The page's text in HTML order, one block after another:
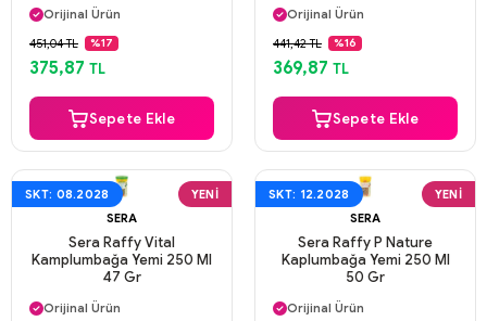
Orijinal Ürün
Güvenli Ödeme
Aynı Gün Kargo
451,04 TL %17
375,87 TL
Sepete Ekle
Orijinal Ürün
Güvenli Ödeme
Aynı Gün Kargo
441,42 TL %16
369,87 TL
Sepete Ekle
SKT: 08.2028
YENI
SERA
Sera Raffy Vital
Kamplumbağa Yemi 250 Ml
47 Gr
Aynı Gün Kargo
Orijinal Ürün
SKT: 12.2028
YENI
SERA
Sera Raffy P Nature
Kaplumbağa Yemi 250 Ml
50 Gr
Aynı Gün Kargo
Orijinal Ürün